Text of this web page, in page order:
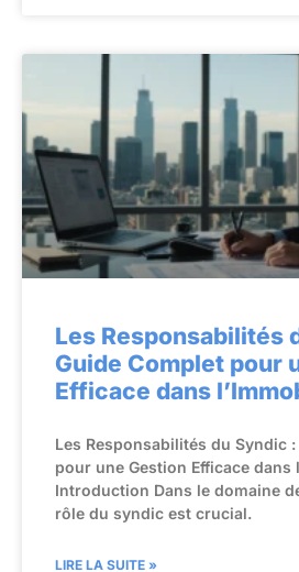
Les Responsabilités
Guide Complet pour
Efficace dans
Les Responsabilités du Syndic
pour une Gestion Efficace dans
Introduction Dans le domaine
rôle du syndic est crucial.
LIRE LA SUITE »